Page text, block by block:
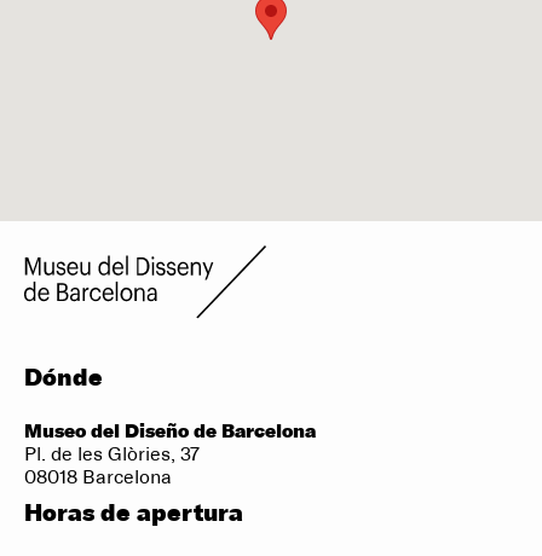
Dónde
Museo del Diseño de Barcelona
Pl. de les Glòries, 37
08018 Barcelona
Horas de apertura